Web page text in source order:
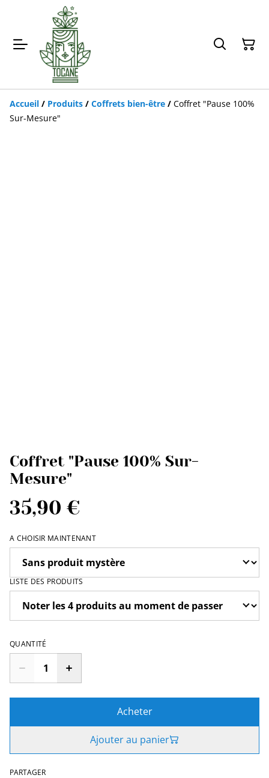
Accueil / Produits / Coffrets bien-être / Coffret "Pause 100%
Sur-Mesure"
Coffret "Pause 100% Sur-
Mesure"
35,90 €
A CHOISIR MAINTENANT
LISTE DES PRODUITS
QUANTITÉ
Acheter
Ajouter au panier
PARTAGER